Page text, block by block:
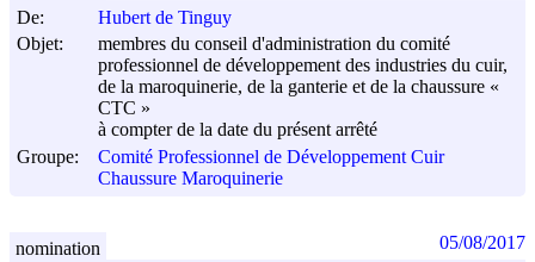
De:
Hubert de Tinguy
Objet:
membres du conseil d'administration du comité
professionnel de développement des industries du cuir,
de la maroquinerie, de la ganterie et de la chaussure «
CTC »
à compter de la date du présent arrêté
Groupe:
Comité Professionnel de Développement Cuir
Chaussure Maroquinerie
nomination 05/08/2017